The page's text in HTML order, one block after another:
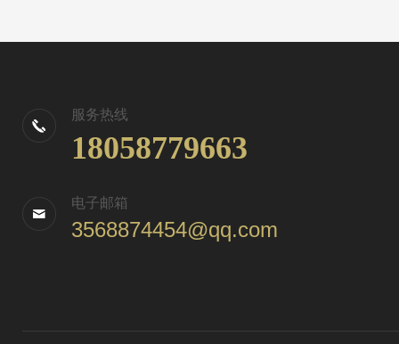
服务热线
18058779663
电子邮箱
3568874454@qq.com